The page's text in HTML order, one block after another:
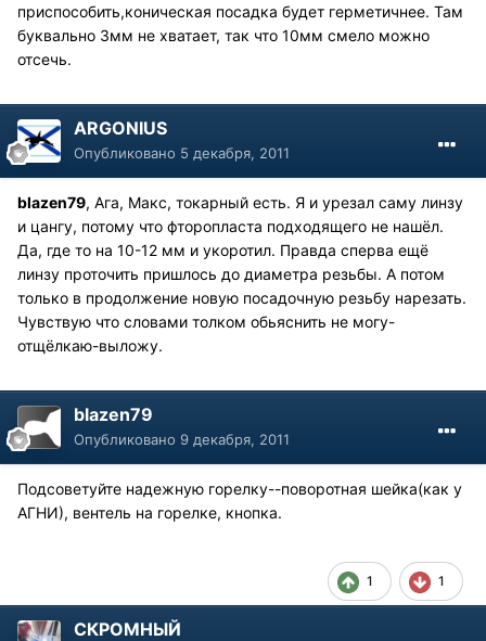
приспособить,коническая посадка будет герметичнее. Там
буквально 3мм не хватает, так что 10мм смело можно
отсечь.
ARGONIUS
Опубликовано 5 декабря, 2011
blazen79, Ага, Макс, токарный есть. Я и урезал саму линзу
и цангу, потому что фторопласта подходящего не нашёл.
Да, где то на 10-12 мм и укоротил. Правда сперва ещё
линзу проточить пришлось до диаметра резьбы. А потом
только в продолжение новую посадочную резьбу нарезать.
Чувствую что словами толком обьяснить не могу-
отщёлкаю-выложу.
blazen79
Опубликовано 9 декабря, 2011
Подсоветуйте надежную горелку--поворотная шейка(как у
АГНИ), вентель на горелке, кнопка.
1 1
СКРОМНЫЙ